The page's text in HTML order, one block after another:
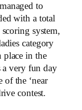
to
with a total
system,
category
place in the
a very fun day
of the ‘near
contest.